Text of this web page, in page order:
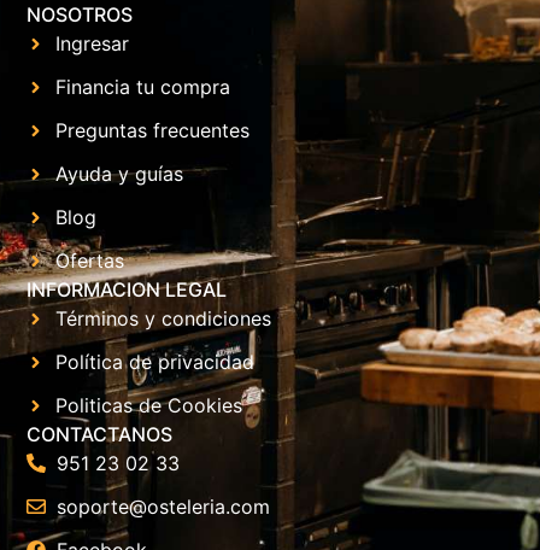
NOSOTROS
Ingresar
Financia tu compra
Preguntas frecuentes
Ayuda y guías
Blog
Ofertas
INFORMACION LEGAL
Términos y condiciones
Política de privacidad
Politicas de Cookies
CONTACTANOS
951 23 02 33
soporte@osteleria.com